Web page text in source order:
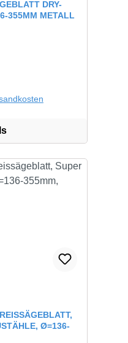
DRY-
355MM METALL
von 0 von 5 Sternen
Ø=136-